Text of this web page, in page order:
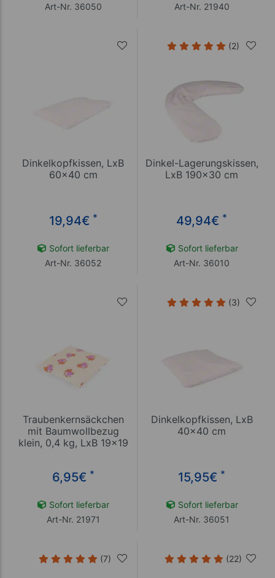
Art-Nr. 36050
Art-Nr. 21940
Dinkelkopfkissen, LxB
60x40 cm
19,94€ *
Sofort lieferbar
Art-Nr. 36052
(2)
Dinkel-Lagerungskissen,
LxB 190x30 cm
49,94€ *
Sofort lieferbar
Art-Nr. 36010
Traubenkernsäckchen
mit Baumwollbezug
klein, 0,4 kg, LxB 19x19
6,95€ *
Sofort lieferbar
Art-Nr. 21971
(3)
Dinkelkopfkissen, LxB
40x40 cm
15,95€ *
Sofort lieferbar
Art-Nr. 36051
(7) (22)